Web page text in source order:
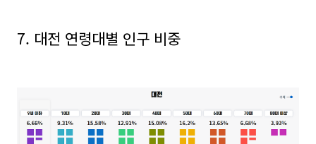
7. 대전 연령대별 인구 비중